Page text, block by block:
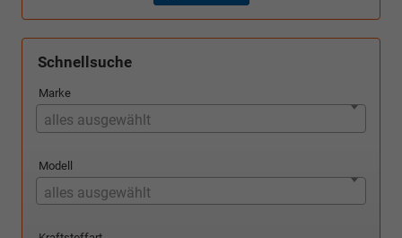
Schnellsuche
Marke
alles ausgewählt
Modell
alles ausgewählt